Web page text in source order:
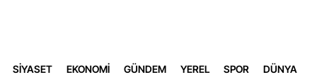
SİYASET EKONOMİ GÜNDEM YEREL SPOR DÜNYA